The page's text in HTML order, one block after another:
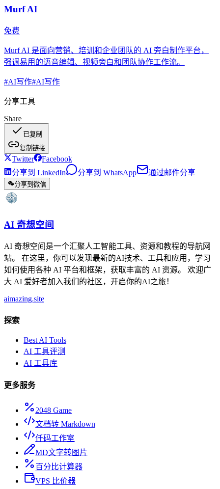
Murf AI
免费
Murf AI 是面向营销、培训和企业团队的 AI 旁白制作平台，
强调易用的语音编辑、视频旁白和团队协作工作流。
#AI写作#AI写作
分享工具
Share
已复制
复制链接
Twitter
Facebook
分享到 LinkedIn
分享到 WhatsApp 通过邮件分享
分享到微信
AI 奇想空间
AI 奇想空间是一个汇聚人工智能工具、资源和教程的导航网
站。 在这里，你可以发现最新的AI技术、工具和应用，学习
如何使用各种 AI 平台和框架，获取丰富的 AI 资源。 欢迎广
大 AI 爱好者加入我们的社区，开启你的AI之旅！
aimazing.site
探索
Best AI Tools
AI 工具评测
AI 工具库
更多服务
2048 Game
文档转 Markdown
仟码工作室
MD文字转图片
百分比计算器
VPS 比价器